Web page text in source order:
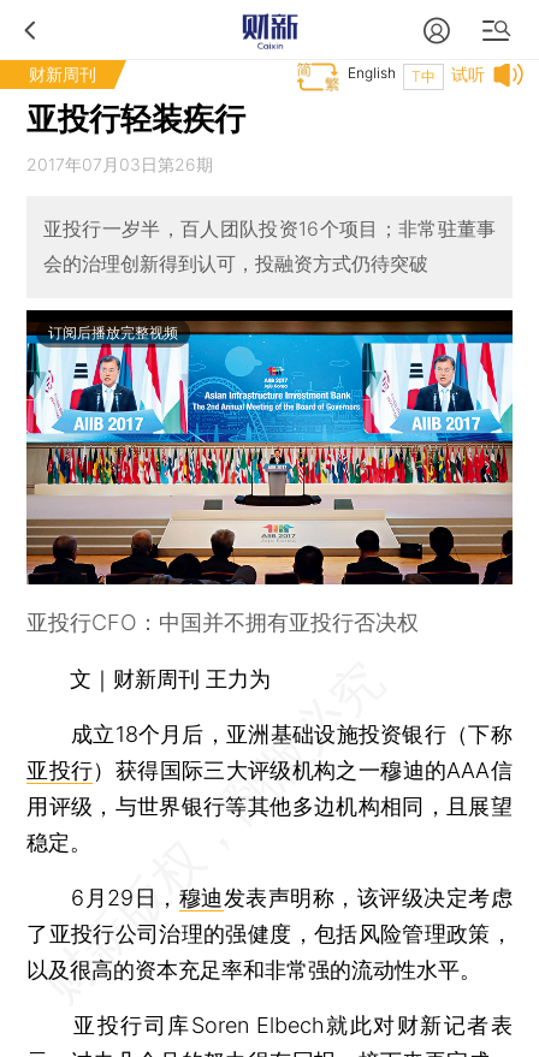
财新周刊 试听
T中
English
亚投行轻装疾行
2017年07月03日第26期
亚投行一岁半，百人团队投资16个项目；非常驻董事
会的治理创新得到认可，投融资方式仍待突破
订阅后播放完整视频
亚投行CFO：中国并不拥有亚投行否决权
文｜财新周刊 王力为
成立18个月后，亚洲基础设施投资银行（下称
亚投行）获得国际三大评级机构之一穆迪的AAA信
用评级，与世界银行等其他多边机构相同，且展望
稳定。
6月29日， 穆迪发表声明称，该评级决定考虑
了亚投行公司治理的强健度，包括风险管理政策，
以及很高的资本充足率和非常强的流动性水平。
亚投行司库Soren Elbech就此对财新记者表